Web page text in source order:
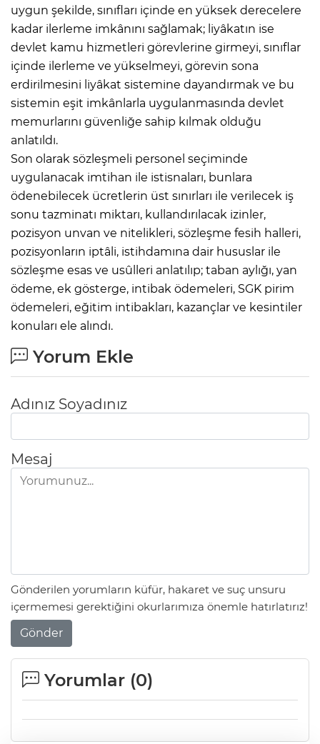
uygun şekilde, sınıfları içinde en yüksek derecelere
kadar ilerleme imkânını sağlamak; liyâkatın ise
devlet kamu hizmetleri görevlerine girmeyi, sınıflar
içinde ilerleme ve yükselmeyi, görevin sona
erdirilmesini liyâkat sistemine dayandırmak ve bu
sistemin eşit imkânlarla uygulanmasında devlet
memurlarını güvenliğe sahip kılmak olduğu
anlatıldı.
Son olarak sözleşmeli personel seçiminde
uygulanacak imtihan ile istisnaları, bunlara
ödenebilecek ücretlerin üst sınırları ile verilecek iş
sonu tazminatı miktarı, kullandırılacak izinler,
pozisyon unvan ve nitelikleri, sözleşme fesih halleri,
pozisyonların iptâli, istihdamına dair hususlar ile
sözleşme esas ve usûlleri anlatılıp; taban aylığı, yan
ödeme, ek gösterge, intibak ödemeleri, SGK pirim
ödemeleri, eğitim intibakları, kazançlar ve kesintiler
konuları ele alındı.
Yorum Ekle
Adınız Soyadınız
Mesaj
Gönderilen yorumların küfür, hakaret ve suç unsuru
içermemesi gerektiğini okurlarımıza önemle hatırlatırız!
Gönder
Yorumlar (0)